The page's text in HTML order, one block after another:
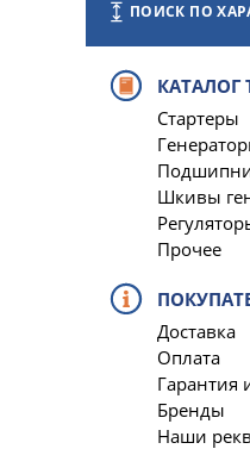
ПОИСК ПО
КАТАЛОГ
Стартеры
Шкивы
Прочее
Доставка
Оплата
Гарантия
Бренды
Наши